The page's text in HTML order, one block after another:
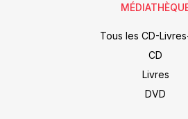
Tous les CD-
CD
Livres
DVD